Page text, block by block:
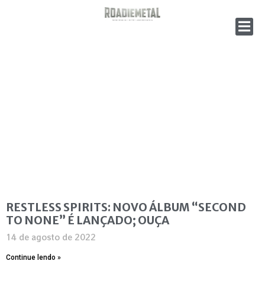
RESTLESS SPIRITS: NOVO ÁLBUM “SECOND
TO NONE” É LANÇADO; OUÇA
14 de agosto de 2022
Continue lendo »